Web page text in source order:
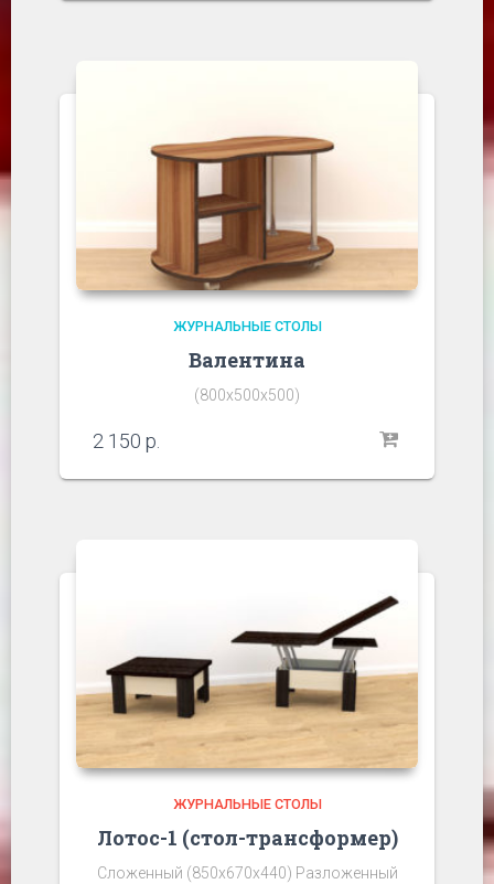
ЖУРНАЛЬНЫЕ СТОЛЫ
Валентина
(800х500х500)
2 150 р.
ЖУРНАЛЬНЫЕ СТОЛЫ
Лотос-1 (стол-трансформер)
Сложенный (850х670х440) Разложенный